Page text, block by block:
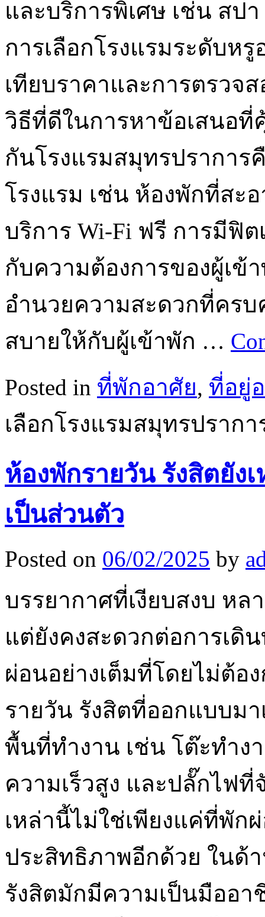
และบริการพิเศษ เช่น สป
การเลือกโรงแรมระดับห
เทียบราคาและการตรวจ
วิธีที่ดีในการหาข้อเสนอ
กันโรงแรมสมุทรปราการ
โรงแรม เช่น ห้องพักที่สะ
บริการ Wi-Fi ฟรี การมีฟิ
กับความต้องการของผู้เข้
อำนวยความสะดวกที่คร
สบายให้กับผู้เข้าพัก …
Posted in ที่พักอาศัย, ที่อยู่
เลือกโรงแรมสมุทรปราก
ห้องพักรายวัน รังสิตยัง
เป็นส่วนตัว
Posted on 06/02/2025 by
บรรยากาศที่เงียบสงบ ห
แต่ยังคงสะดวกต่อการเดิ
ผ่อนอย่างเต็มที่โดยไม่ต้อ
รายวัน รังสิตที่ออกแบบม
พื้นที่ทำงาน เช่น โต๊ะทำง
ความเร็วสูง และปลั๊กไฟ
เหล่านี้ไม่ใช่เพียงแค่ที่พัก
ประสิทธิภาพอีกด้วย ในด้
รังสิตมักมีความเป็นมืออ